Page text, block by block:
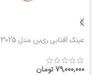
عینک آفتابی ری‌بن مدل RB3025
79,000,000تومان